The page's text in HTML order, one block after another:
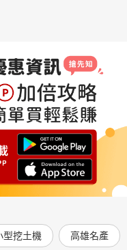
型挖土機 高雄名產